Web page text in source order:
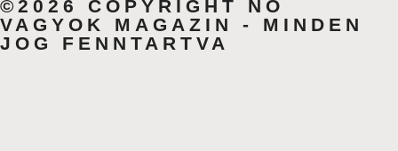
©2026 COPYRIGHT NŐ
VAGYOK MAGAZIN - MINDEN
JOG FENNTARTVA